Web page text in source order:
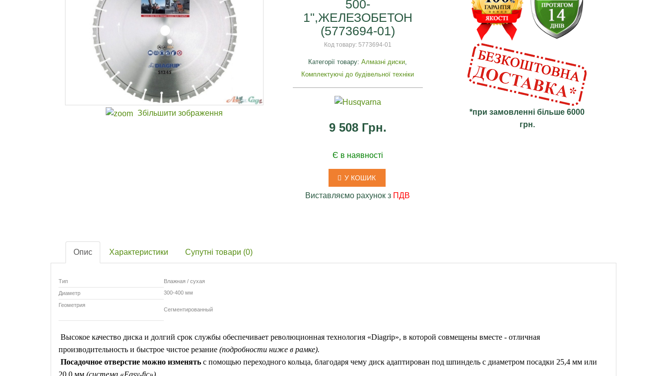
Збільшити зображення
500-
1",ЖЕЛЕЗОБЕТОН
(5773694-01)
Код товару: 5773694-01
Категорії товару:Алмазні диски,
Комплектуючі до будівельної техніки
9 508 Грн.
Є в наявності
У КОШИК
Виставляємо рахунок з ПДВ
*при замовленні більше 6000
грн.
Опис Характеристики Супутні товари (0)
Тип
Влажная / сухая
Диаметр
300-400 мм
Геометрия
Сегментированный
Высокое качество диска и долгий срок службы обеспечивает революционная технология «Diagrip», в которой совмещены вместе - отличная
производительность и быстрое чистое резание (подробности ниже в рамке).
Посадочное отверстие можно изменять с помощью переходного кольца, благодаря чему диск адаптирован под шпиндель с диаметром посадки 25,4 мм или